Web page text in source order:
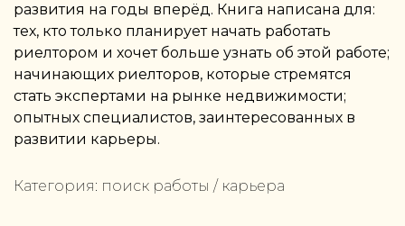
развития на годы вперёд. Книга написана для:
тех, кто только планирует начать работать
риелтором и хочет больше узнать об этой работе;
начинающих риелторов, которые стремятся
стать экспертами на рынке недвижимости;
опытных специалистов, заинтересованных в
развитии карьеры.
Категория: поиск работы / карьера